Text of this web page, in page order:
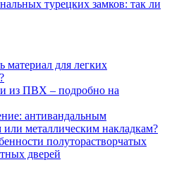
турецких замков: так ли
материал для легких
из ПВХ – подробно на
антивандальным
металлическим накладкам?
полуторастворчатых
дверей